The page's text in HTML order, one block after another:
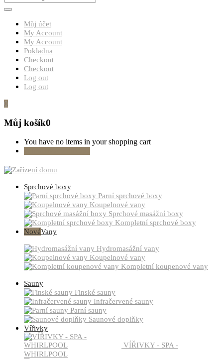
Můj účet
My Account
My Account
Pokladna
Checkout
Checkout
Log out
Log out
0
Můj košík0
You have no items in your shopping cart
Sprchové boxy
Parní sprchové boxy
Koupelnové vany
Sprchové masážní boxy
Kompletní sprchové boxy
NovéVany
Hydromasážní vany
Koupelnové vany
Kompletní koupenové vany
Sauny
Finské sauny
Infračervené sauny
Parní sauny
Saunové doplňky
Vířivky
VÍŘIVKY - SPA -
WHIRLPOOL